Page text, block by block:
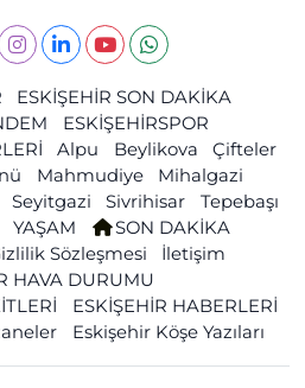
ESKİŞEHİR SON DAKİKA
ESKİŞEHİRSPOR
Alpu Beylikova
Çifteler
Mahmudiye
Mihalgazi
Seyitgazi Sivrihisar
Tepebaşı
YAŞAM
SON DAKİKA
Sözleşmesi
İletişim
HAVA DURUMU
ESKİŞEHİR HABERLERİ
Eskişehir Köşe Yazıları